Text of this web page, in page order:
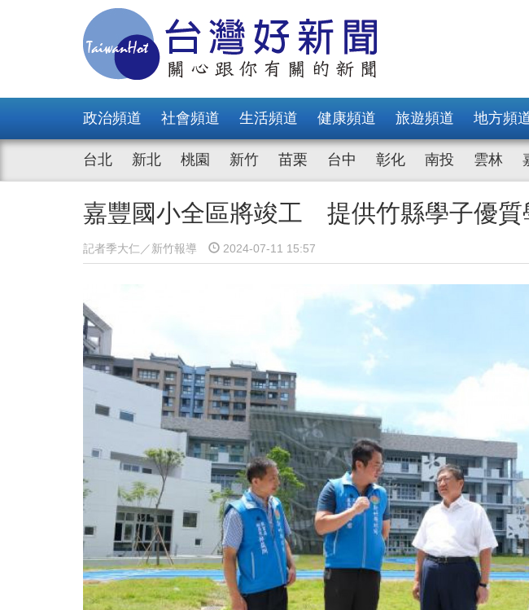
政治頻道 社會頻道 生活頻道 健康頻道 旅遊頻道 地方頻
台北 新北 桃園 新竹 苗栗 台中 彰化 南投 雲林
嘉豐國小全區將竣工 提供竹縣學子優質
記者季大仁／新竹報導 2024-07-11 15:57